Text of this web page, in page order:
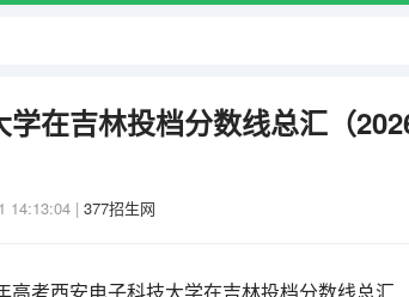
在吉林投档分数线总汇（
14:13:04 | 377招生网